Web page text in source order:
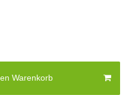
Warenkorb